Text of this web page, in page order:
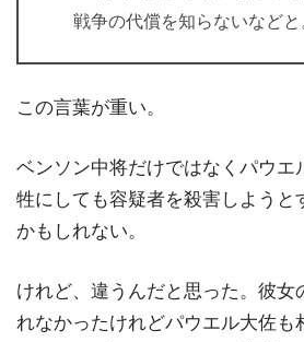
戦争の代償を知らないなどと
この言葉が重い。
ベンソン中将だけではなくパウエ
牲にしても容疑者を殺害しようと
かもしれない。
けれど、違うんだと思った。彼女
れなかったけれどパウエル大佐も